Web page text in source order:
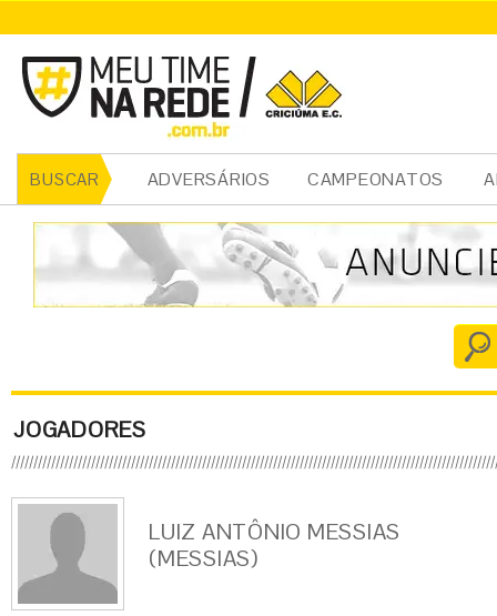
BUSCAR ADVERSÁRIOS CAMPEONATOS
JOGADORES
LUIZ ANTÔNIO MESSIAS
(MESSIAS)